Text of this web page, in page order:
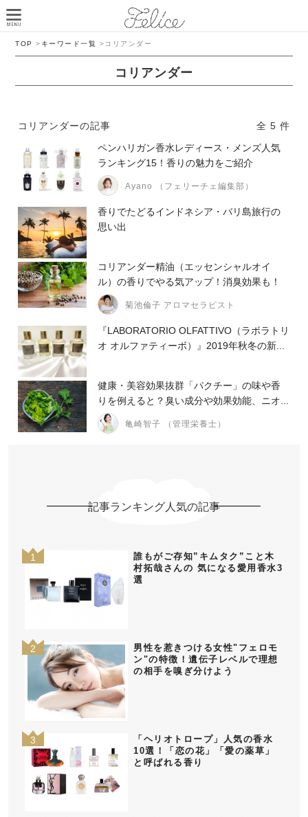
TOP > キーワード一覧 >コリアンダー
コリアンダー
コリアンダーの記事
全 5 件
ペンハリガン香水レディース・メンズ人気
ランキング15！香りの魅力をご紹介
Ayano （フェリーチェ編集部）
香りでたどるインドネシア・バリ島旅行の
思い出
コリアンダー精油（エッセンシャルオイ
ル）の香りでやる気アップ！消臭効果も！
菊池倫子 アロマセラピスト
『LABORATORIO OLFATTIVO（ラボラトリ
オ オルファティーボ）』2019年秋冬の新...
健康・美容効果抜群「パクチー」の味や香
りを例えると？臭い成分や効果効能、ニオ...
亀崎智子 （管理栄養士）
記事ランキング人気の記事
誰もがご存知”キムタク”こと木
村拓哉さんの 気になる愛用香水3
選
男性を惹きつける女性"フェロモ
ン"の特徴！遺伝子レベルで理想
の相手を嗅ぎ分けよう
「ヘリオトロープ」人気の香水
10選！「恋の花」「愛の薬草」
と呼ばれる香り